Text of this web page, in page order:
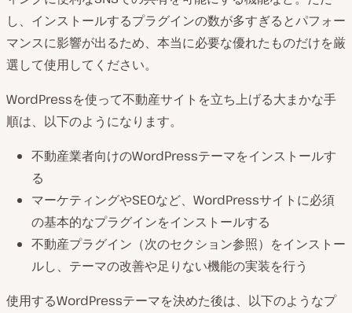
し、インストールするプラグインの数が多すぎるとパフォー
マンスに影響が出るため、本当に必要な優れたものだけを厳
選して使用してください。
WordPressを使って不動産サイトを立ち上げる大まかな手
順は、以下のようになります。
不動産業者向けのWordPressテーマをインストールす
る
マーケティングやSEOなど、WordPressサイトに必須
の基本的なプラグインをインストールする
不動産プラグイン（次のセクション参照）をインストー
ルし、テーマの改善や足りない機能の実装を行う
使用するWordPressテーマを決めた後は、以下のようなプ